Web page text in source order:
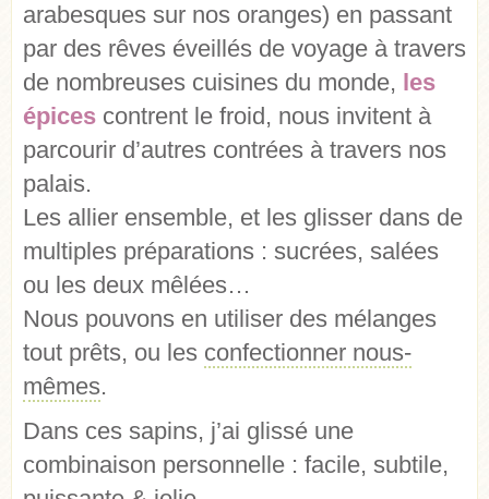
arabesques sur nos oranges) en passant
par des rêves éveillés de voyage à travers
de nombreuses cuisines du monde, les
épices contrent le froid, nous invitent à
parcourir d’autres contrées à travers nos
palais.
Les allier ensemble, et les glisser dans de
multiples préparations : sucrées, salées
ou les deux mêlées…
Nous pouvons en utiliser des mélanges
tout prêts, ou les confectionner nous-
mêmes.
Dans ces sapins, j’ai glissé une
combinaison personnelle : facile, subtile,